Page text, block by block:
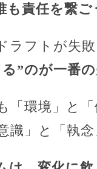
も責任を繋ご
ラフトが失敗
”のが一番の
環境」と「
識」と「執